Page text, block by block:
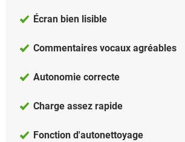
Écran bien lisible
Commentaires vocaux agréables
Autonomie correcte
Charge assez rapide
Fonction d'autonettoyage